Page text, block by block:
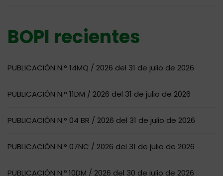
BOPI recientes
PUBLICACIÓN N.° 14MQ / 2026 del 31 de julio de 2026
PUBLICACIÓN N.° 11DM / 2026 del 31 de julio de 2026
PUBLICACIÓN N.° 04 BR / 2026 del 31 de julio de 2026
PUBLICACIÓN N.° 07NC / 2026 del 31 de julio de 2026
PUBLICACIÓN N.º 10DM / 2026 del 30 de julio de 2026